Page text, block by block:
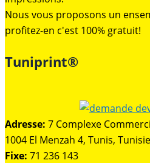
Nous vous proposons un
profitez-en c'est 100% gratuit!
Tuniprint®
Adresse: 7 Complexe
1004 El Menzah 4, Tunis, Tunisie
Fixe: 71 236 143